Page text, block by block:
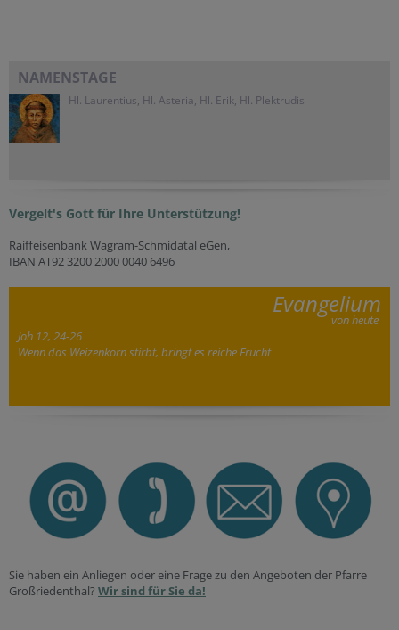
NAMENSTAGE
Hl. Laurentius, Hl. Asteria, Hl. Erik, Hl. Plektrudis
Vergelt's Gott für Ihre Unterstützung!
Raiffeisenbank Wagram-Schmidatal eGen,
IBAN AT92 3200 2000 0040 6496
Evangelium
von heute
Joh 12, 24-26
Wenn das Weizenkorn stirbt, bringt es reiche Frucht
Sie haben ein Anliegen oder eine Frage zu den Angeboten der Pfarre
Großriedenthal? Wir sind für Sie da!